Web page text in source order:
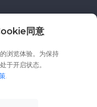
同意
浏览体验。为保持
于开启状态。
.
所有权利。-2026